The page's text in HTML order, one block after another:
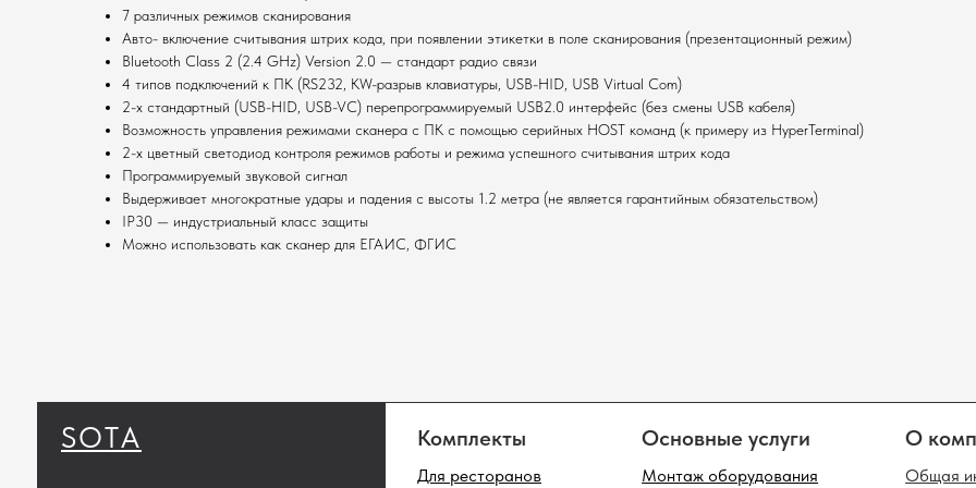
7 различных режимов сканирования
Авто- включение считывания штрих кода, при появлении этикетки в поле сканирования (презентационный режим)
Bluetooth Class 2 (2.4 GHz) Version 2.0 — стандарт радио связи
4 типов подключений к ПК (RS232, KW-разрыв клавиатуры, USB-HID, USB Virtual Com)
2-х стандартный (USB-HID, USB-VC) перепрограммируемый USB2.0 интерфейс (без смены USB кабеля)
Возможность управления режимами сканера с ПК с помощью серийных HOST команд (к примеру из HyperTerminal)
2-х цветный светодиод контроля режимов работы и режима успешного считывания штрих кода
Программируемый звуковой сигнал
Выдерживает многократные удары и падения с высоты 1.2 метра (не является гарантийным обязательством)
IP30 — индустриальный класс защиты
Можно использовать как сканер для ЕГАИС, ФГИС
Комплекты
Контакты
Для ресторанов
Монтаж оборудования
SOTA О компании
Миссия компании
Сервисное обслуживание
Основные услуги
© 2024 Все права защищены. Политика конфиденциальности
штрихкодов